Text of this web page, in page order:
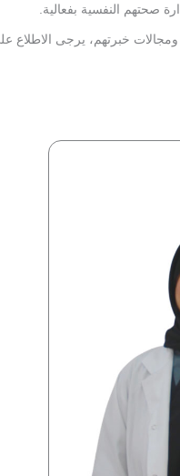
صحتهم النفسية بفعالية.
خبرتهم، يرجى الاطلاع